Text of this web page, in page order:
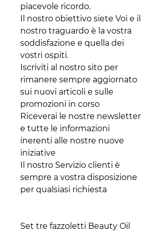
piacevole ricordo.
Il nostro obiettivo siete Voi e il
nostro traguardo è la vostra
soddisfazione e quella dei
vostri ospiti.
Iscriviti al nostro sito per
rimanere sempre aggiornato
sui nuovi articoli e sulle
promozioni in corso
Riceverai le nostre newsletter
e tutte le informazioni
inerenti alle nostre nuove
iniziative
Il nostro Servizio clienti è
sempre a vostra disposizione
per qualsiasi richiesta
Set tre fazzoletti Beauty Oil